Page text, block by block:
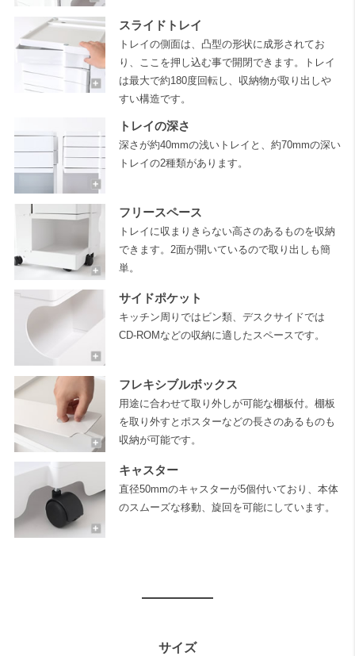
スライドトレイ
トレイの側面は、凸型の形状に成形されてお
り、ここを押し込む事で開閉できます。トレイ
は最大で約180度回転し、収納物が取り出しや
すい構造です。
トレイの深さ
深さが約40mmの浅いトレイと、約70mmの深い
トレイの2種類があります。
フリースペース
トレイに収まりきらない高さのあるものを収納
できます。2面が開いているので取り出しも簡
単。
サイドポケット
キッチン周りではビン類、デスクサイドでは
CD-ROMなどの収納に適したスペースです。
フレキシブルボックス
用途に合わせて取り外しが可能な棚板付。棚板
を取り外すとポスターなどの長さのあるものも
収納が可能です。
キャスター
直径50mmのキャスターが5個付いており、本体
のスムーズな移動、旋回を可能にしています。
サイズ